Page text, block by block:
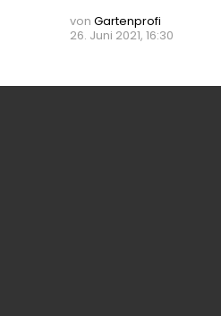
von Gartenprofi
26. Juni 2021, 16:30